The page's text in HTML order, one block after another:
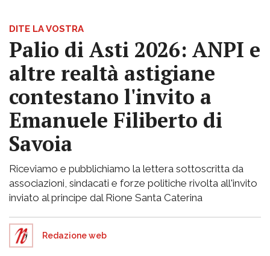
DITE LA VOSTRA
Palio di Asti 2026: ANPI e
altre realtà astigiane
contestano l'invito a
Emanuele Filiberto di
Savoia
Riceviamo e pubblichiamo la lettera sottoscritta da
associazioni, sindacati e forze politiche rivolta all'invito
inviato al principe dal Rione Santa Caterina
Redazione web